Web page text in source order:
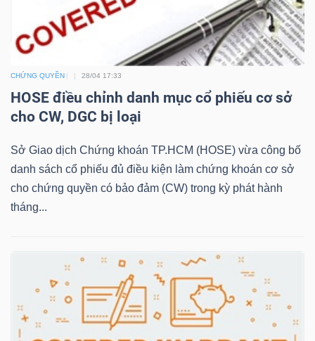
CHỨNG QUYỀN 28/04 17:33
HOSE điều chỉnh danh mục cổ phiếu cơ sở
cho CW, DGC bị loại
Sở Giao dịch Chứng khoán TP.HCM (HOSE) vừa công bố
danh sách cổ phiếu đủ điều kiện làm chứng khoán cơ sở
cho chứng quyền có bảo đảm (CW) trong kỳ phát hành
tháng...
CÔNG
ĐẦU
TƯ
TRUY
XUẤT
DỮ
VS-
SECTOR